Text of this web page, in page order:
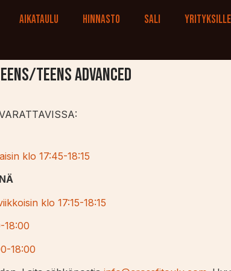
Aikataulu Hinnasto Sali Yrityksille
teens advanced
klo 17:45-18:15
klo 17:15-18:15
18:00
18:00